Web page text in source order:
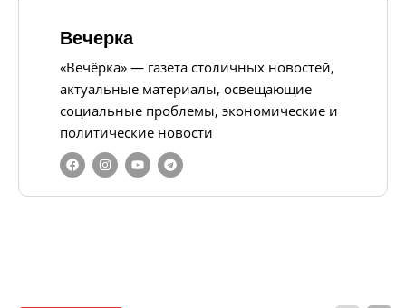
Вечерка
«Вечёрка» — газета столичных новостей,
актуальные материалы, освещающие
социальные проблемы, экономические и
политические новости